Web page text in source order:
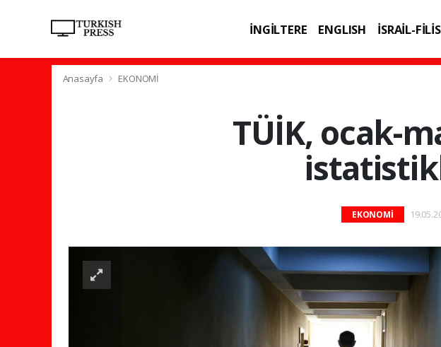
İNGİLTERE ENGLISH İSRAİL-
Anasayfa EKONOMİ
TÜİK, ocak-
EKONOMİ